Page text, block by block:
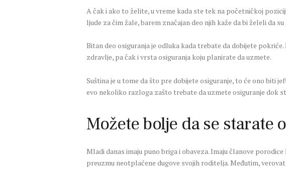
A čak i ako to želite, u vreme kada ste tek na početničkoj
ljude za čim žale, barem značajan deo njih kaže da bi želeli da
Bitan deo osiguranja je odluka kada trebate da dobijete
zdravlje, pa čak i vrsta osiguranja koju planirate da uzmete.
Suština je u tome da što pre dobijete osiguranje, to će ono biti
evo nekoliko razloga zašto trebate da uzmete osiguranje dok
Možete bolje da se starate
Mladi danas imaju puno briga i obaveza. Imaju članove
preuzmu neotplaćene dugove svojih roditelja. Međutim,